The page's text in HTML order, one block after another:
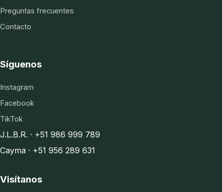
Preguntas frecuentes
Contacto
Síguenos
Instagram
Facebook
TikTok
J.L.B.R. · +51 986 999 789
Cayma · +51 956 289 631
Visítanos